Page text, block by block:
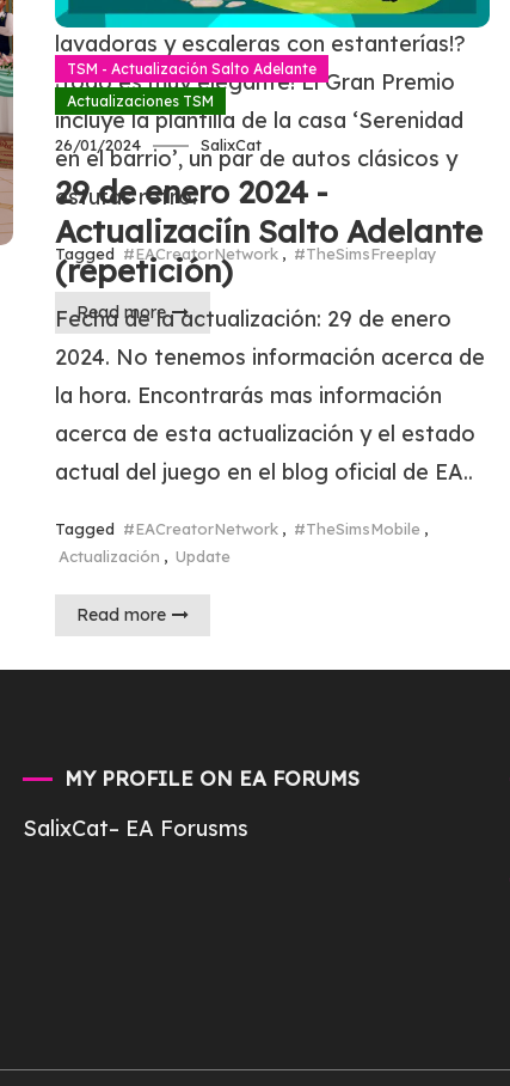
lavadoras y escaleras con estanterías!?
¡Todo es muy elegante! El Gran Premio
incluye la plantilla de la casa ‘Serenidad
en el barrio’, un par de autos clásicos y
estufas retro.
Tagged #EACreatorNetwork , #TheSimsFreeplay
Read more
TSM - Actualización Salto Adelante
Actualizaciones TSM
26/01/2024 SalixCat
29 de enero 2024 -
Actualizaciín Salto Adelante
(repetición)
Fecha de la actualización: 29 de enero
2024. No tenemos información acerca de
la hora. Encontrarás mas información
acerca de esta actualización y el estado
actual del juego en el blog oficial de EA..
Tagged #EACreatorNetwork , #TheSimsMobile ,
Actualización , Update
Read more
MY PROFILE ON EA FORUMS
SalixCat– EA Forusms